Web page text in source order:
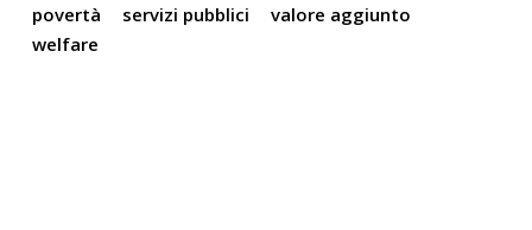
povertà
servizi pubblici
valore aggiunto
welfare